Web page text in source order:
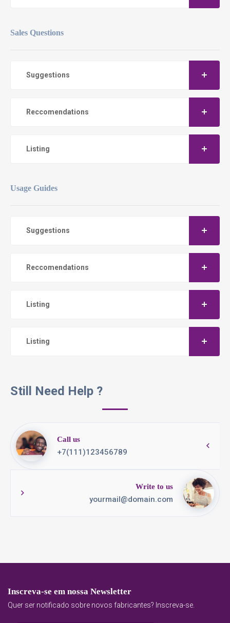
Sales Questions
Suggestions
Reccomendations
Listing
Usage Guides
Suggestions
Reccomendations
Listing
Listing
Still Need Help ?
Call us
+7(111)123456789
Write to us
yourmail@domain.com
Inscreva-se em nossa Newsletter
Quer ser notificado sobre novos fabricantes? Inscreva-se.